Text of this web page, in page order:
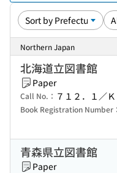
Northern Japan
北海道立図書館
Paper
Call No.： ７１２．１／
Book Registration Number：
青森県立図書館
Paper